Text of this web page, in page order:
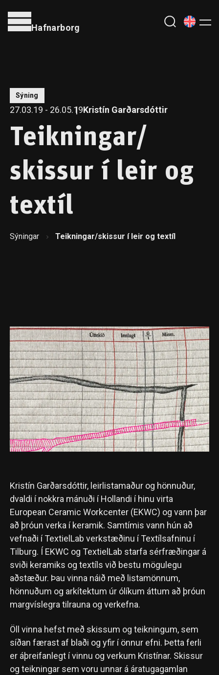
Hafnarborg
Sýning
27.03.19 - 26.05.19Kristín Garðarsdóttir
Teikningar/
skissur í leir og
textíl
Sýningar Teikningar/skissur í leir og textíl
Kristín Garðarsdóttir, leirlistamaður og hönnuður,
dvaldi í nokkra mánuði í Hollandi í hinu virta
European Ceramic Workcenter (EKWC) og vann þar
að þróun verka í keramik. Samtímis vann hún að
vefnaði í TextielLab verkstæðinu í Textílsafninu í
Tilburg. Í EKWC og TextielLab starfa sérfræðingar á
sviði keramiks og textíls við bestu mögulegu
aðstæður. Þau vinna náið með listamönnum,
hönnuðum og arkítektum úr ólíkum áttum að þróun
margvíslegra tilrauna og verkefna.
Öll vinna hefst með skissum og teikningum, sem
síðan færast af blaði og yfir í önnur efni. Þetta ferli
er áþreifanlegt í vinnu og verkum Kristínar. Skissur
og teikningar sem voru unnar á áratugagamlan